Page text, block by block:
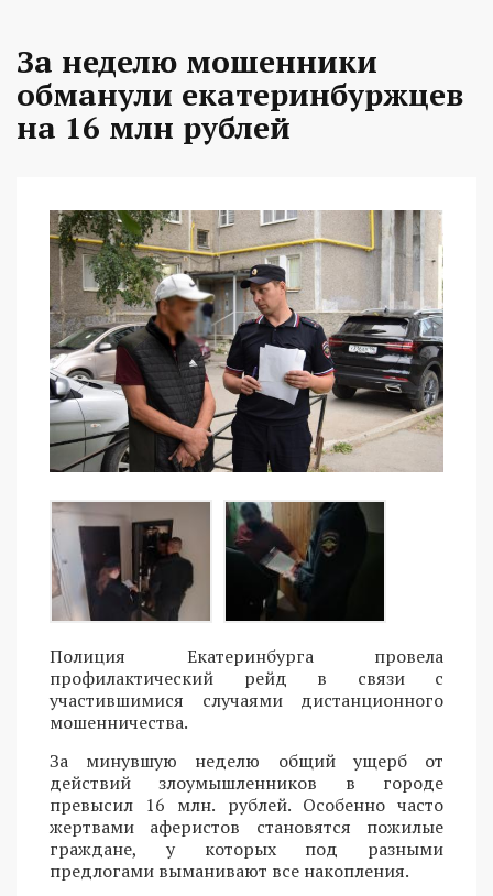
За неделю мошенники
обманули екатеринбуржцев
на 16 млн рублей
Полиция Екатеринбурга провела
профилактический рейд в связи с
участившимися случаями дистанционного
мошенничества.
За минувшую неделю общий ущерб от
действий злоумышленников в городе
превысил 16 млн. рублей. Особенно часто
жертвами аферистов становятся пожилые
граждане, у которых под разными
предлогами выманивают все накопления.